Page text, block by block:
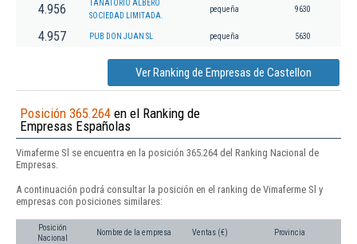
4.956
TANATORIO ALBERO
SOCIEDAD LIMITADA.
pequeña 9630
4.957 PUB DON JUAN SL pequeña 5630
Ver Ranking de Empresas de Castellon
Posición 365.264 en el Ranking de
Empresas Españolas
Vimaferme Sl se encuentra en la posición 365.264 del Ranking Nacional de
Empresas.
A continuación podrá consultar la posición en el ranking de Vimaferme Sl y
empresas con posiciones similares:
Posición
Nacional
Nombre de la empresa Ventas (€) Provincia